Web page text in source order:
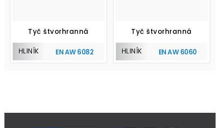
Tyč štvorhranná
HLINÍK EN AW 6082
Tyč štvorhranná
HLINÍK EN AW 6060